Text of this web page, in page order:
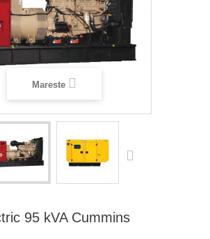
Mareste
95 kVA Cummins